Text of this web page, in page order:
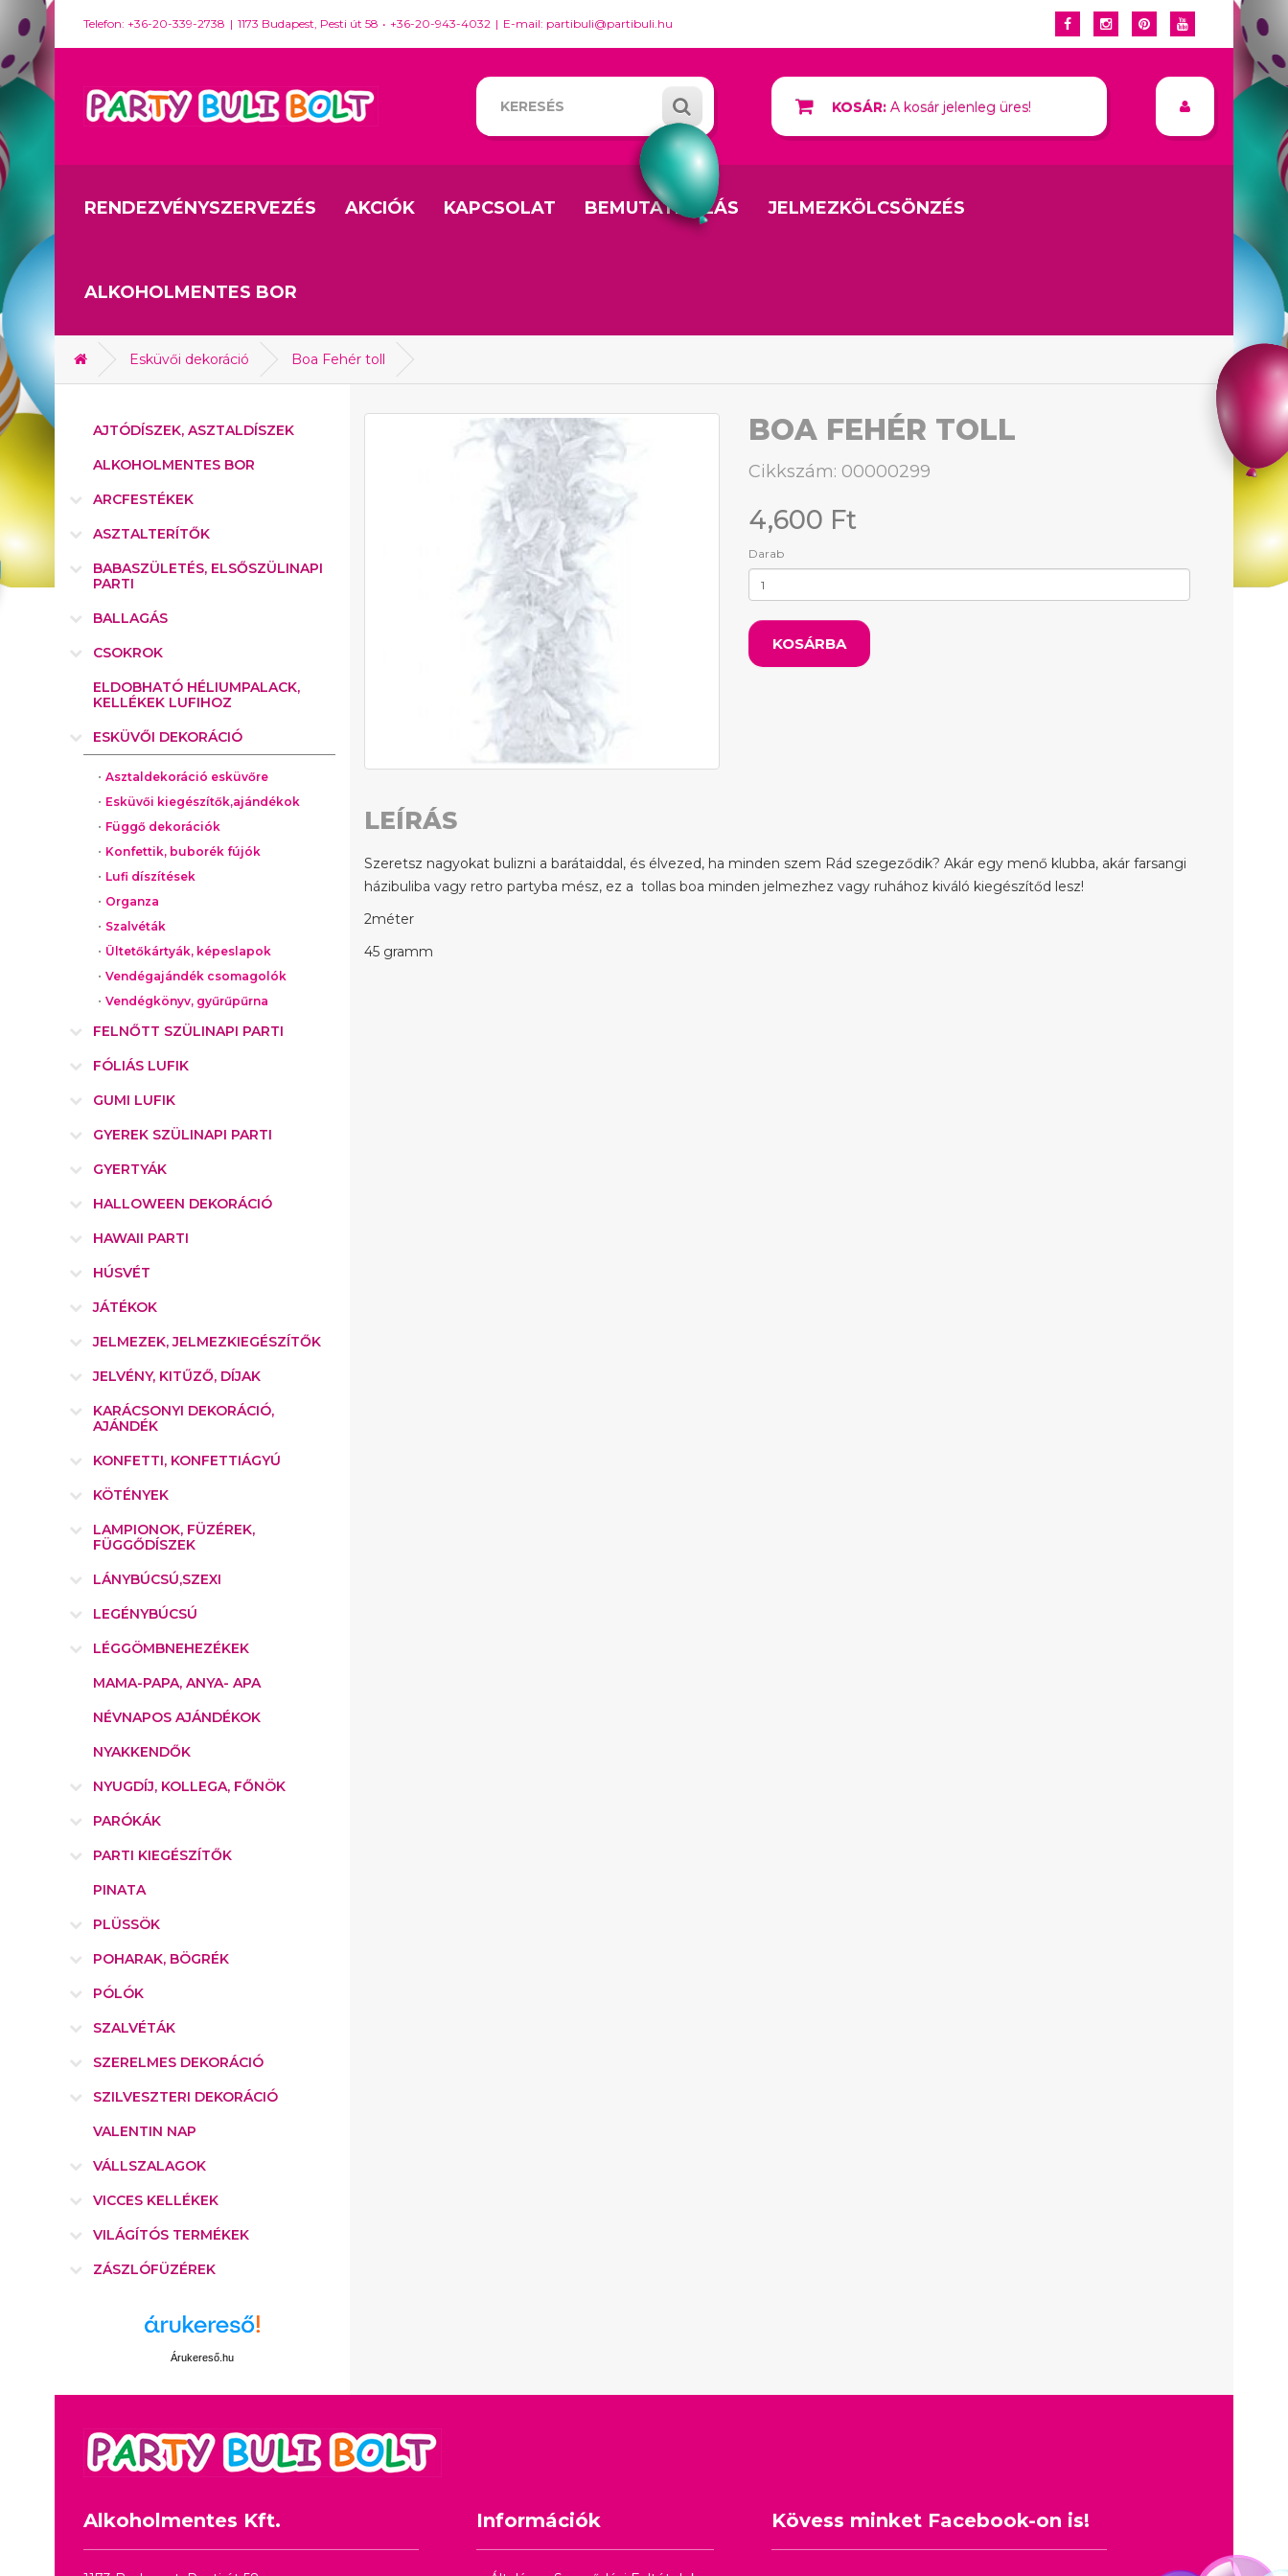
Telefon: +36-20-339-2738 1173 Budapest, Pesti út 58 +36-20-943-4032 E-mail: partibuli@partibuli.hu
KOSÁR: A kosár jelenleg üres!
RENDEZVÉNYSZERVEZÉS AKCIÓK KAPCSOLAT BEMUTATKOZÁS JELMEZKÖLCSÖNZÉS
ALKOHOLMENTES BOR
Esküvői dekoráció Boa Fehér toll
AJTÓDÍSZEK, ASZTALDÍSZEK
ALKOHOLMENTES BOR
ARCFESTÉKEK
ASZTALTERÍTŐK
BABASZÜLETÉS, ELSŐSZÜLINAPI
PARTI
BALLAGÁS
CSOKROK
ELDOBHATÓ HÉLIUMPALACK,
KELLÉKEK LUFIHOZ
ESKÜVŐI DEKORÁCIÓ
Asztaldekoráció esküvőre
Esküvői kiegészítők,ajándékok
Függő dekorációk
Konfettik, buborék fújók
Lufi díszítések
Organza
Szalvéták
Ültetőkártyák, képeslapok
Vendégajándék csomagolók
Vendégkönyv, gyűrűpűrna
FELNŐTT SZÜLINAPI PARTI
FÓLIÁS LUFIK
GUMI LUFIK
GYEREK SZÜLINAPI PARTI
GYERTYÁK
HALLOWEEN DEKORÁCIÓ
HAWAII PARTI
HÚSVÉT
JÁTÉKOK
JELMEZEK, JELMEZKIEGÉSZÍTŐK
JELVÉNY, KITŰZŐ, DÍJAK
KARÁCSONYI DEKORÁCIÓ,
AJÁNDÉK
KONFETTI, KONFETTIÁGYÚ
KÖTÉNYEK
LAMPIONOK, FÜZÉREK,
FÜGGŐDÍSZEK
LÁNYBÚCSÚ,SZEXI
LEGÉNYBÚCSÚ
LÉGGÖMBNEHEZÉKEK
MAMA-PAPA, ANYA- APA
NÉVNAPOS AJÁNDÉKOK
NYAKKENDŐK
NYUGDÍJ, KOLLEGA, FŐNÖK
PARÓKÁK
PARTI KIEGÉSZÍTŐK
PINATA
PLÜSSÖK
POHARAK, BÖGRÉK
PÓLÓK
SZALVÉTÁK
SZERELMES DEKORÁCIÓ
SZILVESZTERI DEKORÁCIÓ
VALENTIN NAP
VÁLLSZALAGOK
VICCES KELLÉKEK
VILÁGÍTÓS TERMÉKEK
ZÁSZLÓFÜZÉREK
Árukereső.hu
BOA FEHÉR TOLL
Cikkszám: 00000299
4,600 Ft
Darab
KOSÁRBA
LEÍRÁS
Szeretsz nagyokat bulizni a barátaiddal, és élvezed, ha minden szem Rád szegeződik? Akár egy menő klubba, akár farsangi
házibuliba vagy retro partyba mész, ez a tollas boa minden jelmezhez vagy ruhához kiváló kiegészítőd lesz!
2méter
45 gramm
Alkoholmentes Kft. Információk Kövess minket Facebook-on is!